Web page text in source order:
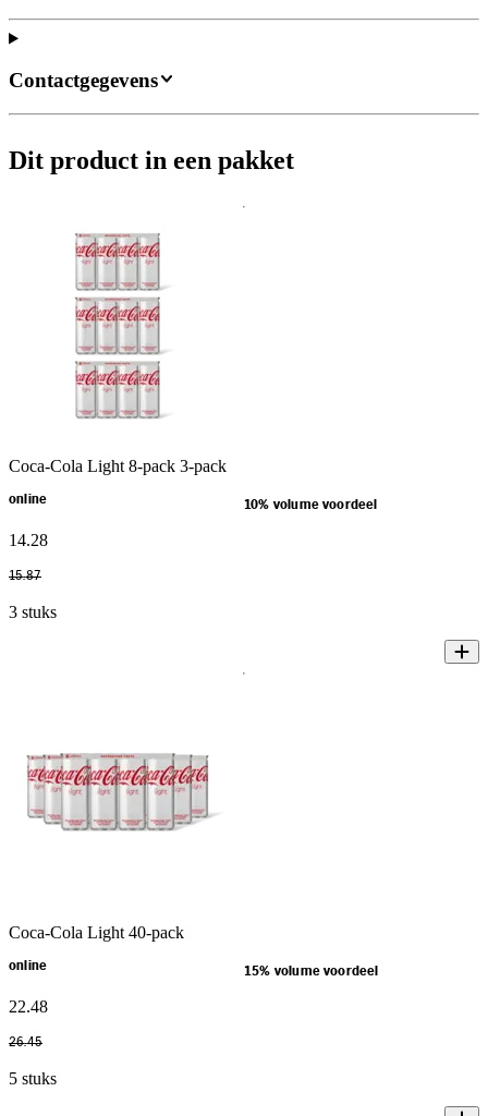
Contactgegevens
Dit product in een pakket
Coca-Cola Light 8-pack 3-pack
online 10% volume voordeel
14.28
15.87
3 stuks
Coca-Cola Light 40-pack
online 15% volume voordeel
22.48
26.45
5 stuks